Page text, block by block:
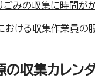
ごみの収集に時間が
おける収集作業員の
の収集カレン